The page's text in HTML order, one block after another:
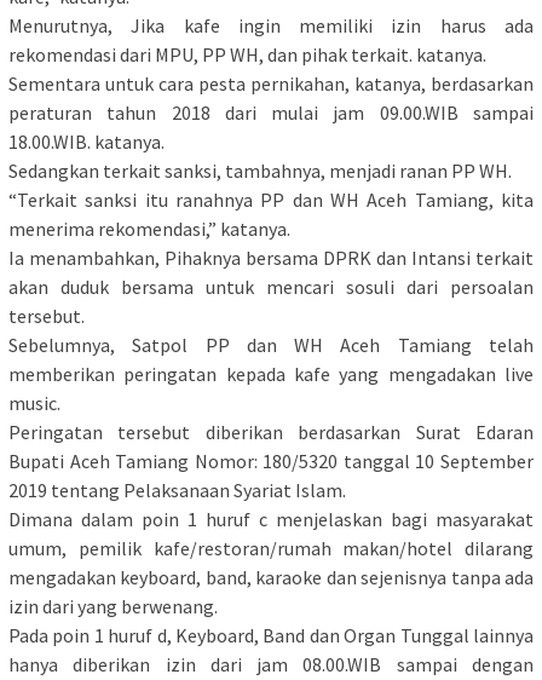
Menurutnya, Jika kafe ingin memiliki izin harus ada
rekomendasi dari MPU, PP WH, dan pihak terkait. katanya.
Sementara untuk cara pesta pernikahan, katanya, berdasarkan
peraturan tahun 2018 dari mulai jam 09.00.WIB sampai
18.00.WIB. katanya.
Sedangkan terkait sanksi, tambahnya, menjadi ranan PP WH.
“Terkait sanksi itu ranahnya PP dan WH Aceh Tamiang, kita
menerima rekomendasi,” katanya.
Ia menambahkan, Pihaknya bersama DPRK dan Intansi terkait
akan duduk bersama untuk mencari sosuli dari persoalan
tersebut.
Sebelumnya, Satpol PP dan WH Aceh Tamiang telah
memberikan peringatan kepada kafe yang mengadakan live
music.
Peringatan tersebut diberikan berdasarkan Surat Edaran
Bupati Aceh Tamiang Nomor: 180/5320 tanggal 10 September
2019 tentang Pelaksanaan Syariat Islam.
Dimana dalam poin 1 huruf c menjelaskan bagi masyarakat
umum, pemilik kafe/restoran/rumah makan/hotel dilarang
mengadakan keyboard, band, karaoke dan sejenisnya tanpa ada
izin dari yang berwenang.
Pada poin 1 huruf d, Keyboard, Band dan Organ Tunggal lainnya
hanya diberikan izin dari jam 08.00.WIB sampai dengan